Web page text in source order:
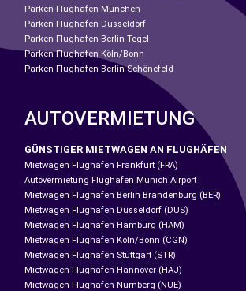
Parken Flughafen München
Parken Flughafen Düsseldorf
Parken Flughafen Berlin-Tegel
Parken Flughafen Köln/Bonn
Parken Flughafen Berlin-Schönefeld
AUTOVERMIETUNG
GÜNSTIGER MIETWAGEN AN FLUGHÄFEN
Mietwagen Flughafen Frankfurt (FRA)
Autovermietung Flughafen Munich Airport
Mietwagen Flughafen Berlin Brandenburg (BER)
Mietwagen Flughafen Düsseldorf (DUS)
Mietwagen Flughafen Hamburg (HAM)
Mietwagen Flughafen Köln/Bonn (CGN)
Mietwagen Flughafen Stuttgart (STR)
Mietwagen Flughafen Hannover (HAJ)
Mietwagen Flughafen Nürnberg (NUE)